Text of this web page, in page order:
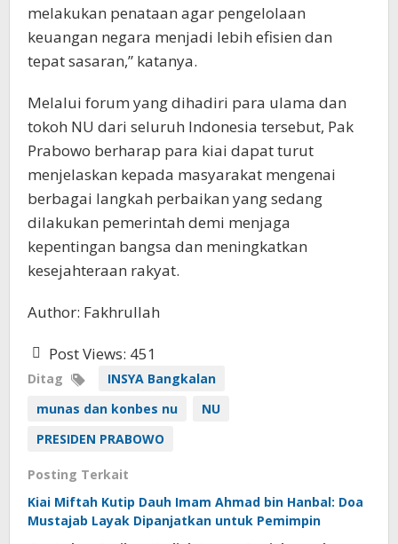
melakukan penataan agar pengelolaan
keuangan negara menjadi lebih efisien dan
tepat sasaran,” katanya.
Melalui forum yang dihadiri para ulama dan
tokoh NU dari seluruh Indonesia tersebut, Pak
Prabowo berharap para kiai dapat turut
menjelaskan kepada masyarakat mengenai
berbagai langkah perbaikan yang sedang
dilakukan pemerintah demi menjaga
kepentingan bangsa dan meningkatkan
kesejahteraan rakyat.
Author: Fakhrullah
Post Views: 451
Ditag
INSYA Bangkalan
munas dan konbes nu
NU
PRESIDEN PRABOWO
Posting Terkait
Kiai Miftah Kutip Dauh Imam Ahmad bin Hanbal: Doa
Mustajab Layak Dipanjatkan untuk Pemimpin